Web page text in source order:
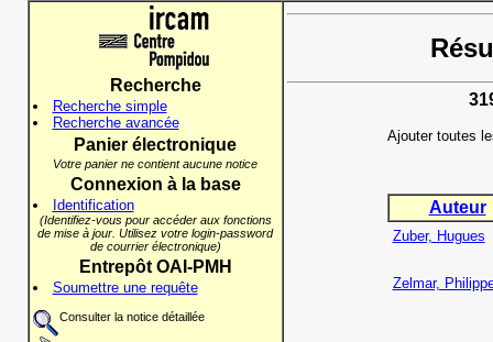
Recherche
Recherche simple
Recherche avancée
Panier électronique
Votre panier ne contient aucune notice
Connexion à la base
Identification
(Identifiez-vous pour accéder aux fonctions
de mise à jour. Utilisez votre login-password
de courrier électronique)
Entrepôt OAI-PMH
Soumettre une requête
Consulter la notice détaillée
Ajouter toutes
Auteur
Zuber, Hugues
Zelmar,